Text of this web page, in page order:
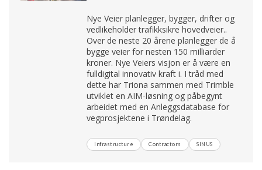
Nye Veier planlegger, bygger, drifter og
vedlikeholder trafikksikre hovedveier..
Over de neste 20 årene planlegger de å
bygge veier for nesten 150 milliarder
kroner. Nye Veiers visjon er å være en
fulldigital innovativ kraft i. I tråd med
dette har Triona sammen med Trimble
utviklet en AIM-løsning og påbegynt
arbeidet med en Anleggsdatabase for
vegprosjektene i Trøndelag.
Infrastructure Contractors SINUS